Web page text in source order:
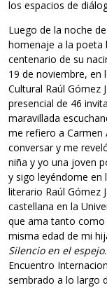
los espacios de
Luego de la noche
homenaje a la poeta
centenario de su
19 de noviembre, en
Cultural Raúl Gómez
presencial de 46
maravillada
me refiero a Carmen
conversar y me
niña y yo una joven
y sigo leyéndome en
literario Raúl Gómez
castellana en la
que ama tanto como
misma edad de mi
Silencio en el espejo
Encuentro
sembrado a lo largo